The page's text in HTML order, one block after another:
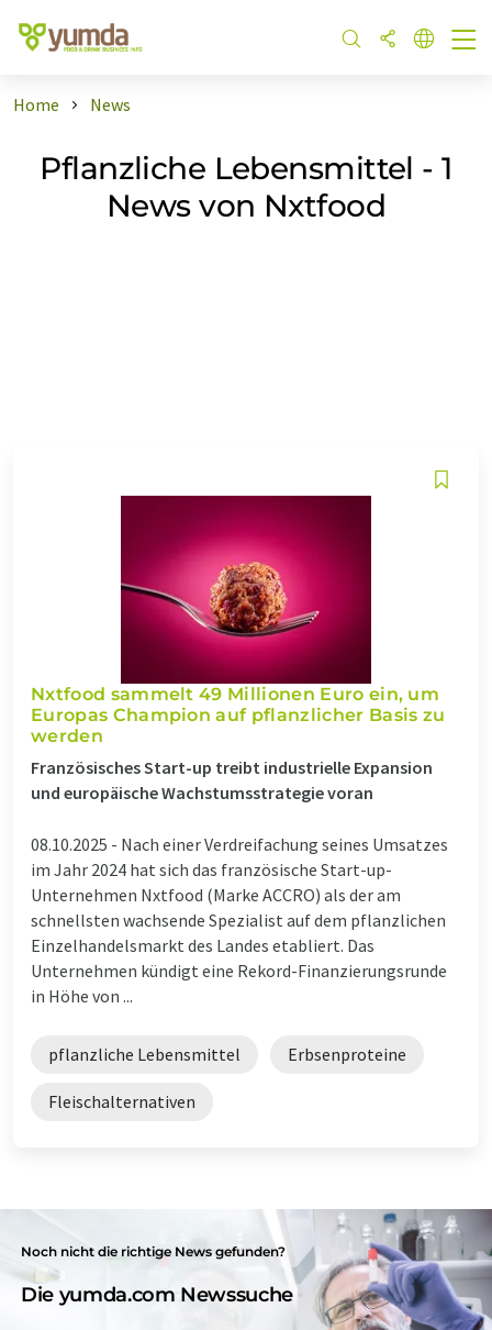
Home News
Pflanzliche Lebensmittel - 1
News von Nxtfood
Nxtfood sammelt 49 Millionen Euro ein, um
Europas Champion auf pflanzlicher Basis zu
werden
Französisches Start-up treibt industrielle Expansion
und europäische Wachstumsstrategie voran
08.10.2025 - Nach einer Verdreifachung seines Umsatzes
im Jahr 2024 hat sich das französische Start-up-
Unternehmen Nxtfood (Marke ACCRO) als der am
schnellsten wachsende Spezialist auf dem pflanzlichen
Einzelhandelsmarkt des Landes etabliert. Das
Unternehmen kündigt eine Rekord-Finanzierungsrunde
in Höhe von ...
pflanzliche Lebensmittel Erbsenproteine
Fleischalternativen
Noch nicht die richtige News gefunden?
Die yumda.com Newssuche